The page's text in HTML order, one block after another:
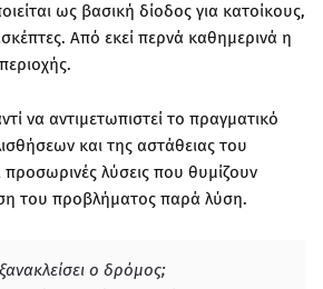
ως βασική δίοδος για κατοίκους,
Από εκεί περνά καθημερινά η
να αντιμετωπιστεί το πραγματικό
και της αστάθειας του
προσωρινές λύσεις που θυμίζουν
του προβλήματος παρά λύση.
ο δρόμος;